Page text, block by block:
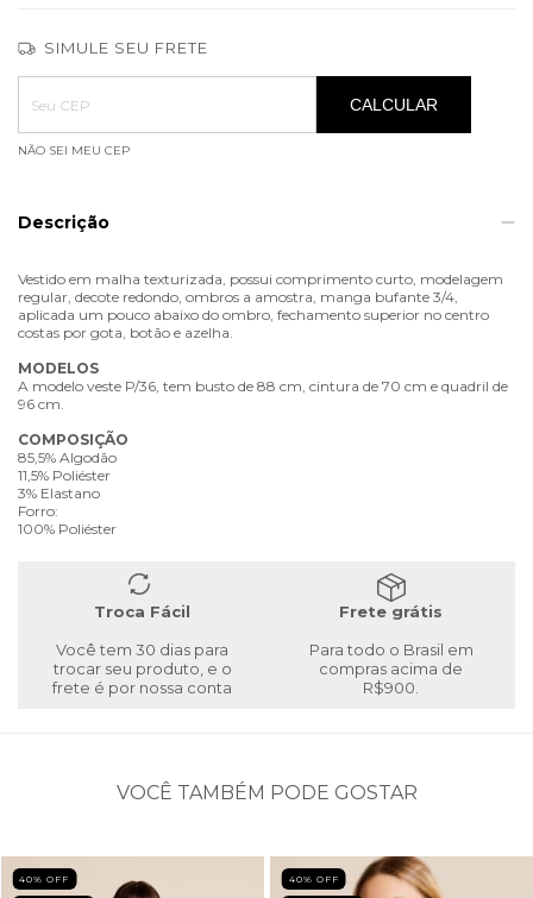
SIMULE SEU FRETE
Entregas para o CEP:
ALTERAR CEP
CALCULAR
NÃO SEI MEU CEP
Descrição
Vestido em malha texturizada, possui comprimento curto, modelagem
regular, decote redondo, ombros a amostra, manga bufante 3/4,
aplicada um pouco abaixo do ombro, fechamento superior no centro
costas por gota, botão e azelha.
MODELOS
A modelo veste P/36, tem busto de 88 cm, cintura de 70 cm e quadril de
96 cm.
COMPOSIÇÃO
85,5% Algodão
11,5% Poliéster
3% Elastano
Forro:
100% Poliéster
Troca Fácil
Você tem 30 dias para
trocar seu produto, e o
frete é por nossa conta
Frete grátis
Para todo o Brasil em
compras acima de
R$900.
VOCÊ TAMBÉM PODE GOSTAR
40% OFF 40% OFF